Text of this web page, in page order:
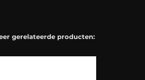
gerelateerde producten: